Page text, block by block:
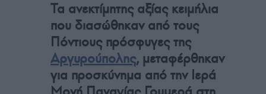
Τα ανεκτίμητης αξίας κειμήλια
που διασώθηκαν από τους
Πόντιους πρόσφυγες της
Αργυρούπολης, μεταφέρθηκαν
για προσκύνημα από την Ιερά